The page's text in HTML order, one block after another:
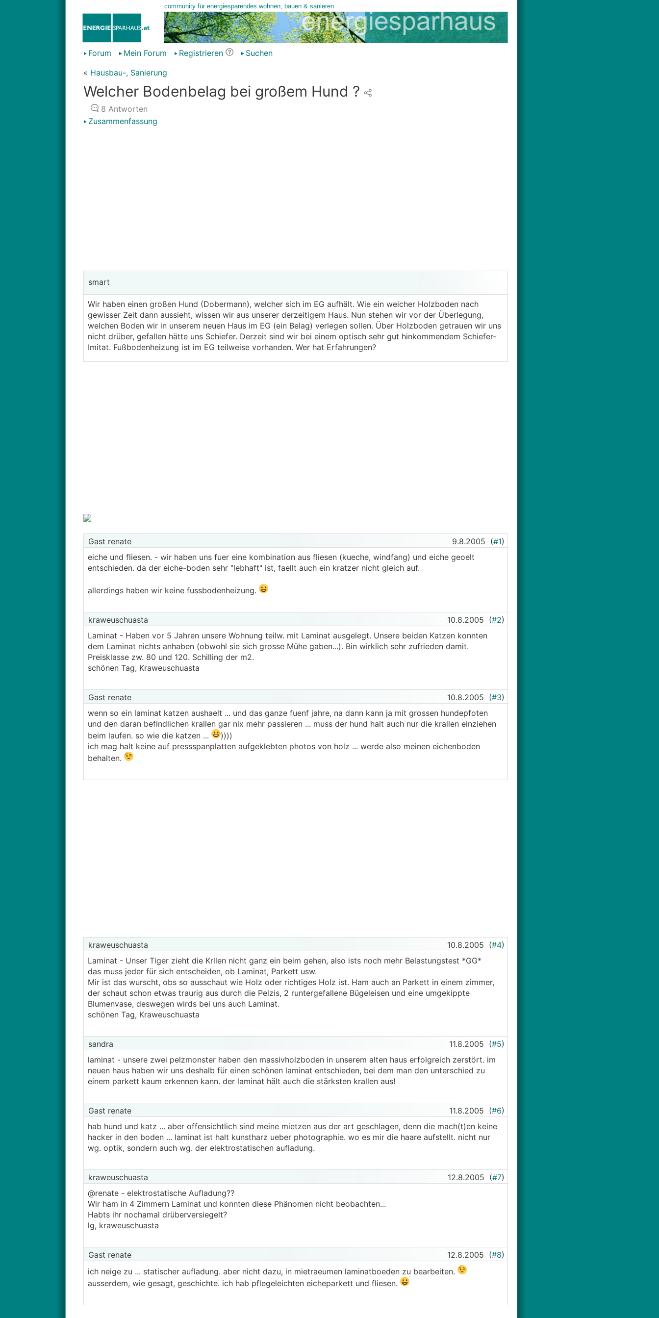
Forum Mein Forum Registrieren
Suchen
« Hausbau-, Sanierung
Welcher Bodenbelag bei großem Hund ?
8 Antworten
Zusammenfassung
smart
Wir haben einen großen Hund (Dobermann), welcher sich im EG aufhält. Wie ein weicher Holzboden nach
gewisser Zeit dann aussieht, wissen wir aus unserer derzeitigem Haus. Nun stehen wir vor der Überlegung,
welchen Boden wir in unserem neuen Haus im EG (ein Belag) verlegen sollen. Über Holzboden getrauen wir uns
nicht drüber, gefallen hätte uns Schiefer. Derzeit sind wir bei einem optisch sehr gut hinkommendem Schiefer-
Imitat. Fußbodenheizung ist im EG teilweise vorhanden. Wer hat Erfahrungen?
Gast renate 9.8.2005 (#1)
eiche und fliesen. - wir haben uns fuer eine kombination aus fliesen (kueche, windfang) und eiche geoelt
entschieden. da der eiche-boden sehr "lebhaft" ist, faellt auch ein kratzer nicht gleich auf.
allerdings haben wir keine fussbodenheizung.
kraweuschuasta 10.8.2005 (#2)
Laminat - Haben vor 5 Jahren unsere Wohnung teilw. mit Laminat ausgelegt. Unsere beiden Katzen konnten
dem Laminat nichts anhaben (obwohl sie sich grosse Mühe gaben...). Bin wirklich sehr zufrieden damit.
Preisklasse zw. 80 und 120. Schilling der m2.
schönen Tag, Kraweuschuasta
Gast renate 10.8.2005 (#3)
wenn so ein laminat katzen aushaelt ... und das ganze fuenf jahre, na dann kann ja mit grossen hundepfoten
und den daran befindlichen krallen gar nix mehr passieren ... muss der hund halt auch nur die krallen einziehen
beim laufen. so wie die katzen ...
))))
ich mag halt keine auf pressspanplatten aufgeklebten photos von holz ... werde also meinen eichenboden
behalten.
kraweuschuasta 10.8.2005 (#4)
Laminat - Unser Tiger zieht die Krllen nicht ganz ein beim gehen, also ists noch mehr Belastungstest *GG*
das muss jeder für sich entscheiden, ob Laminat, Parkett usw.
Mir ist das wurscht, obs so ausschaut wie Holz oder richtiges Holz ist. Ham auch an Parkett in einem zimmer,
der schaut schon etwas traurig aus durch die Pelzis, 2 runtergefallene Bügeleisen und eine umgekippte
Blumenvase, deswegen wirds bei uns auch Laminat.
schönen Tag, Kraweuschuasta
sandra 11.8.2005 (#5)
laminat - unsere zwei pelzmonster haben den massivholzboden in unserem alten haus erfolgreich zerstört. im
neuen haus haben wir uns deshalb für einen schönen laminat entschieden, bei dem man den unterschied zu
einem parkett kaum erkennen kann. der laminat hält auch die stärksten krallen aus!
Gast renate 11.8.2005 (#6)
hab hund und katz ... aber offensichtlich sind meine mietzen aus der art geschlagen, denn die mach(t)en keine
hacker in den boden ... laminat ist halt kunstharz ueber photographie. wo es mir die haare aufstellt. nicht nur
wg. optik, sondern auch wg. der elektrostatischen aufladung.
kraweuschuasta 12.8.2005 (#7)
@renate - elektrostatische Aufladung??
Wir ham in 4 Zimmern Laminat und konnten diese Phänomen nicht beobachten...
Habts ihr nochamal drüberversiegelt?
lg, kraweuschuasta
Gast renate 12.8.2005 (#8)
ich neige zu ... statischer aufladung. aber nicht dazu, in mietraeumen laminatboeden zu bearbeiten.
ausserdem, wie gesagt, geschichte. ich hab pflegeleichten eicheparkett und fliesen.